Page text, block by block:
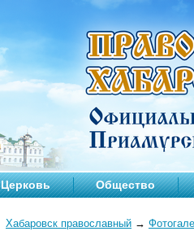
Церковь Общество
Хабаровск православный →